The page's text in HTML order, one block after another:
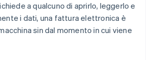
a qualcuno di aprirlo, leggerlo e
i dati, una fattura elettronica è
sin dal momento in cui viene